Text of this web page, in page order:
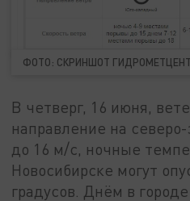
ФОТО: СКРИНШОТ
В четверг, 16 июня,
направление на
до 16 м/с, ночные
Новосибирске могут
градусов. Днём в